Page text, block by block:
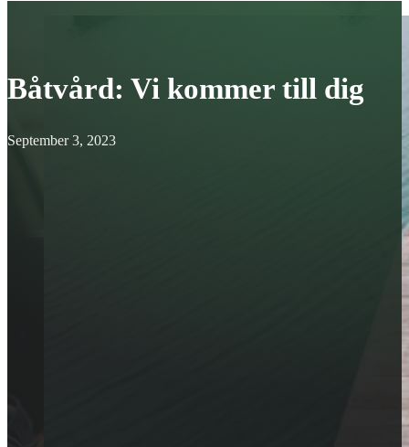
Båtvård: Vi kommer till dig
September 3, 2023